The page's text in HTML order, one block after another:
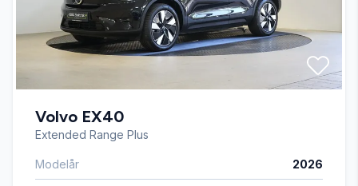
Bakkamera
Bluetooth
Centrallås
Volvo EX40
Extended Range Plus
Modelår 2026